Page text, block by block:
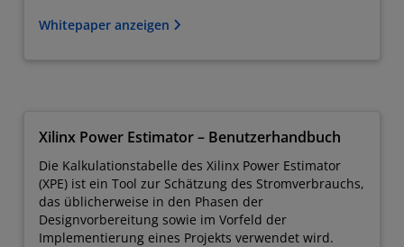
Whitepaper anzeigen
Xilinx Power Estimator – Benutzerhandbuch
Die Kalkulationstabelle des Xilinx Power Estimator
(XPE) ist ein Tool zur Schätzung des Stromverbrauchs,
das üblicherweise in den Phasen der
Designvorbereitung sowie im Vorfeld der
Implementierung eines Projekts verwendet wird.